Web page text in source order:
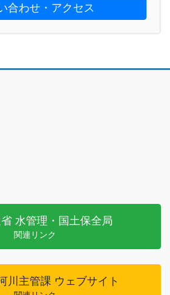
合わせ・アクセス
水管理・国土保全局
関連リンク
川主管課 ウェブサイト